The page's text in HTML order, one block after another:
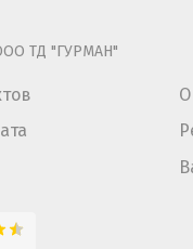
О
ТД "ГУРМАН"